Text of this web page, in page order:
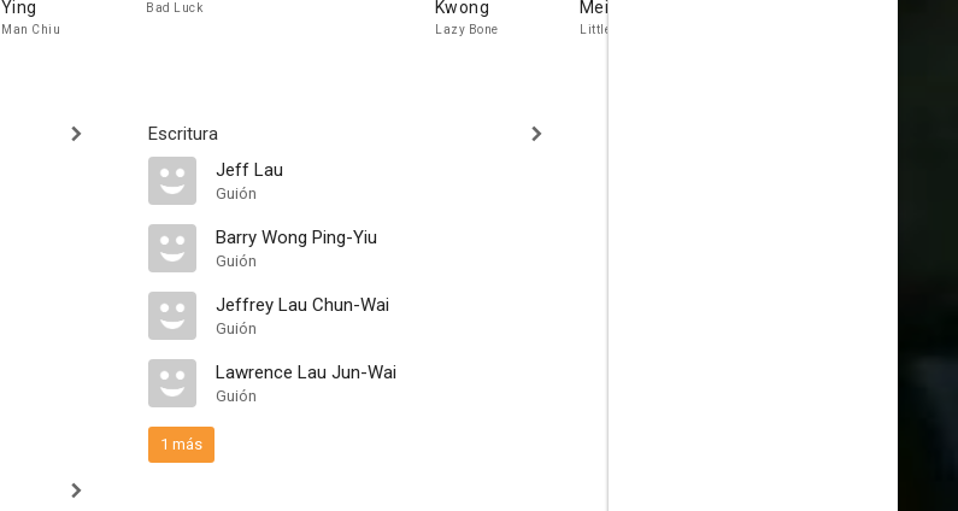
Ying
Man Chiu
Bad Luck
Kwong
Lazy Bone
Mei-Kwan
Little Witch
Escritura
Jeff Lau
Guión
Barry Wong Ping-Yiu
Guión
Jeffrey Lau Chun-Wai
Guión
Lawrence Lau Jun-Wai
Guión
1 más